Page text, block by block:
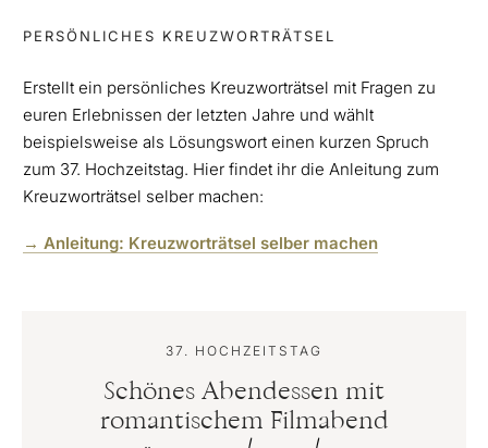
PERSÖNLICHES KREUZWORTRÄTSEL
Erstellt ein persönliches Kreuzworträtsel mit Fragen zu
euren Erlebnissen der letzten Jahre und wählt
beispielsweise als Lösungswort einen kurzen Spruch
zum 37. Hochzeitstag. Hier findet ihr die Anleitung zum
Kreuzworträtsel selber machen:
→ Anleitung: Kreuzworträtsel selber machen
37. HOCHZEITSTAG
Schönes Abendessen mit
romantischem Filmabend